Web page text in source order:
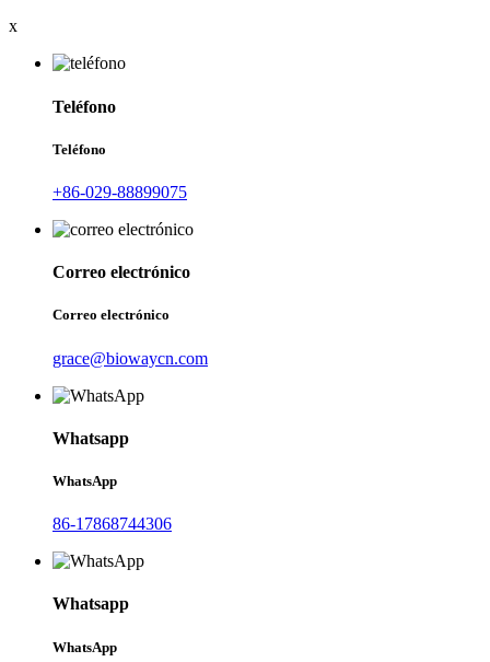
x
Teléfono
Teléfono
+86-029-88899075
Correo electrónico
Correo electrónico
grace@biowaycn.com
Whatsapp
WhatsApp
86-17868744306
Whatsapp
WhatsApp